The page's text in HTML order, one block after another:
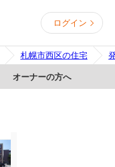
ログイン
札幌市西区の住宅
オーナーの方へ